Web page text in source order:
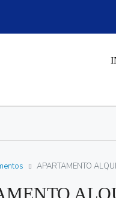
APARTAMENTO